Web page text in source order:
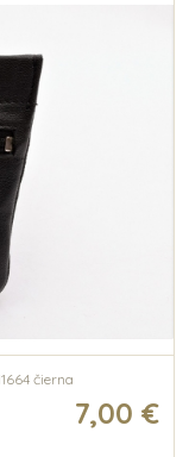
čierna
7,00 €